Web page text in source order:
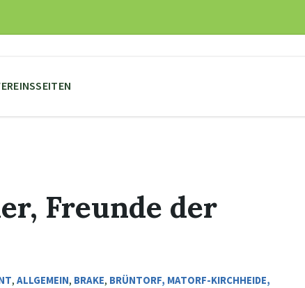
Freunde der
, ALLGEMEIN, BRAKE, BRÜNTORF, MATORF-KIRCHHEIDE,